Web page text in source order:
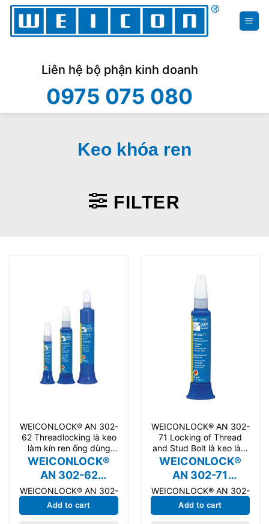
Skip
content
Liên hệ bộ phận kinh doanh
0975 075 080
Keo khóa ren
FILTER
WEICONLOCK® AN 302-
62 Threadlocking là keo
làm kín ren ống dùng
cho bảo trì, cơ khí,
WEICONLOCK®
AN 302-62
Threadlocking
WEICONLOCK® AN 302-
62 Threadlocking là keo
làm kín ren ống dùng
Add to cart
WEICONLOCK® AN 302-
71 Locking of Thread
and Stud Bolt là keo làm
kín ren ống dùng cho
WEICONLOCK®
AN 302-71
Locking of
Threads and Stud
Bolts
WEICONLOCK® AN 302-
71 Locking of Threads
and Stud Bolts là keo
Add to cart